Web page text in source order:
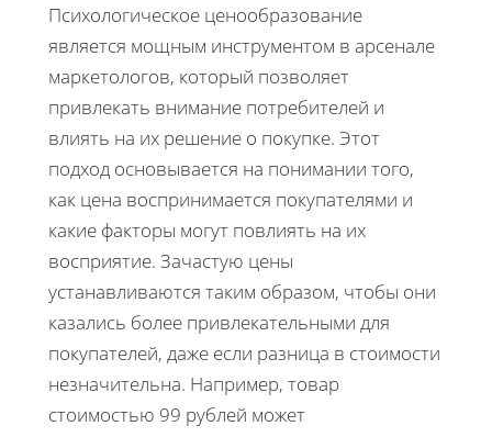
Психологическое ценообразование
является мощным инструментом в арсенале
маркетологов, который позволяет
привлекать внимание потребителей и
влиять на их решение о покупке. Этот
подход основывается на понимании того,
как цена воспринимается покупателями и
какие факторы могут повлиять на их
восприятие. Зачастую цены
устанавливаются таким образом, чтобы они
казались более привлекательными для
покупателей, даже если разница в стоимости
незначительна. Например, товар
стоимостью 99 рублей может